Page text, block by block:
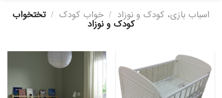
اسباب بازی، کودک و نوزاد / خواب کودک / تختخواب
کودک و نوزاد